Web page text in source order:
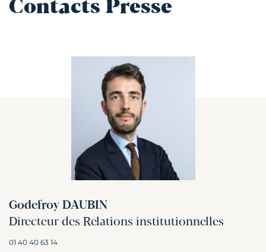
Contacts Presse
Godefroy DAUBIN
Directeur des Relations institutionnelles
01 40 40 63 14